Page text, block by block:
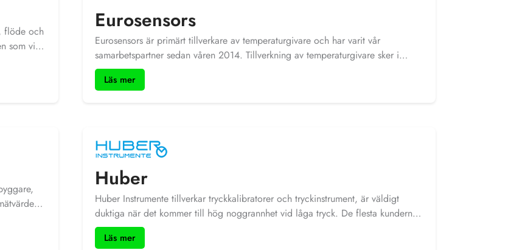
flöde och
som vi
från
Eurosensors
Eurosensors är primärt tillverkare av temperaturgivare och har varit vår
samarbetspartner sedan våren 2014. Tillverkning av temperaturgivare sker i
Frankrike och Serbien, de tillverkar många typer av temperaturgivare som TC-,
RTD:s och NTC givare. I regel produceras kundspecifika givare Det har även
Läs mer
Huber
Huber Instrumente tillverkar tryckkalibratorer och tryckinstrument, är väldigt
duktiga när det kommer till hög noggrannhet vid låga tryck. De flesta kunderna
har vi inom medicin och HVAC. Huber Instrument köpte även produkterna
HM28 och HM35 från Revue Thommen 2010.
Läs mer